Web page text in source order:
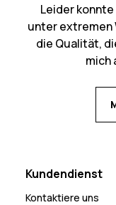
Leider
unter extremen
die Qualität,
mich
Kundendienst
Kontaktiere uns